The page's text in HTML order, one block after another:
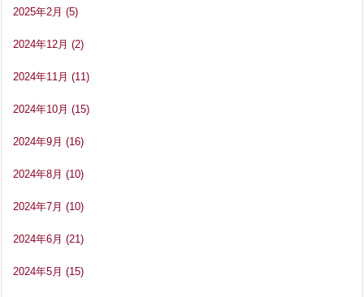
2025年2月 (5)
2024年12月 (2)
2024年11月 (11)
2024年10月 (15)
2024年9月 (16)
2024年8月 (10)
2024年7月 (10)
2024年6月 (21)
2024年5月 (15)